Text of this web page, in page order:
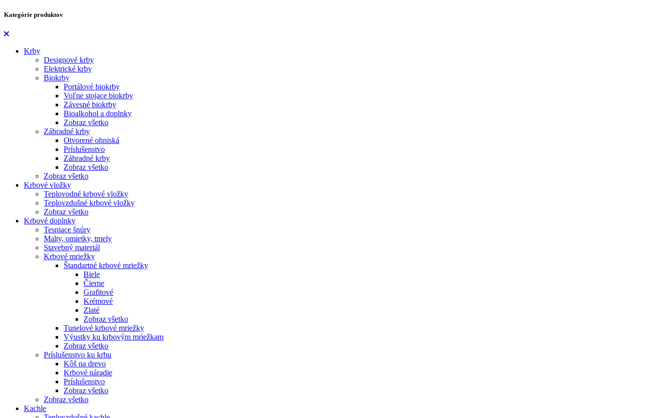
Kategórie produktov
Krby
Designové krby
Elektrické krby
Biokrby
Portálové biokrby
Voľne stojace biokrby
Závesné biokrby
Bioalkohol a doplnky
Zobraz všetko
Záhradné krby
Otvorené ohniská
Príslušenstvo
Záhradné krby
Zobraz všetko
Zobraz všetko
Krbové vložky
Teplovodné krbové vložky
Teplovzdušné krbové vložky
Zobraz všetko
Krbové doplnky
Tesniace šnúry
Malty, omietky, tmely
Stavebný materiál
Krbové mriežky
Štandartné krbové mriežky
Biele
Čierne
Grafitové
Krémové
Zlaté
Zobraz všetko
Tunelové krbové mriežky
Výustky ku krbovým mriežkam
Zobraz všetko
Príslušenstvo ku krbu
Kôš na drevo
Krbové náradie
Príslušenstvo
Zobraz všetko
Zobraz všetko
Kachle